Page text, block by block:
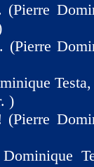
(Pierre
(Pierre
)